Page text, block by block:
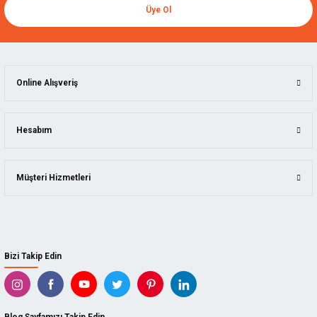
Üye Ol
Bizi Takip Edin
Online Alışveriş
Hesabım
Müşteri Hizmetleri